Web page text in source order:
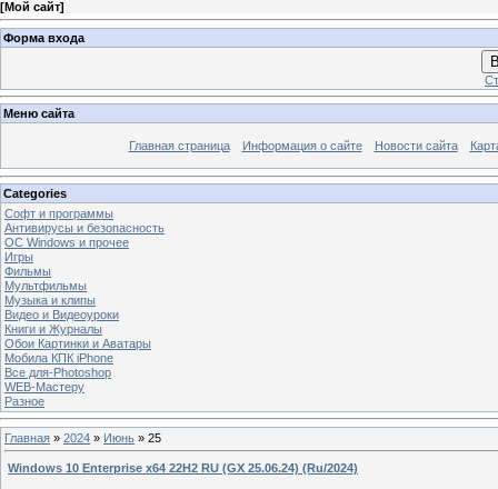
[Мой сайт]
Форма входа
Меню сайта
Главная страница Информация о сайте Новости сайта
Categories
Софт и программы
Антивирусы и безопасность
OC Windows и прочее
Игры
Фильмы
Мультфильмы
Музыка и клипы
Видео и Видеоуроки
Книги и Журналы
Обои Картинки и Аватары
Мобила КПК iPhone
Все для-Photoshop
WEB-Мастеру
Разное
Главная » 2024 » Июнь » 25
Windows 10 Enterprise x64 22H2 RU (GX 25.06.24) (Ru/2024)